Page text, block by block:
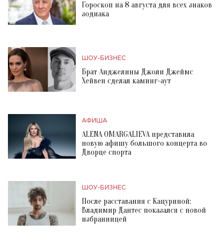
Гороскоп на 8 августа для всех знаков
зодиака
ШОУ-БИЗНЕС
Брат Анджелины Джоли Джеймс
Хейвен сделал каминг-аут
АФИША
ALENA OMARGALIEVA представила
новую афишу большого концерта во
Дворце спорта
ШОУ-БИЗНЕС
После расставания с Кацуриной:
Владимир Дантес показался с новой
избранницей